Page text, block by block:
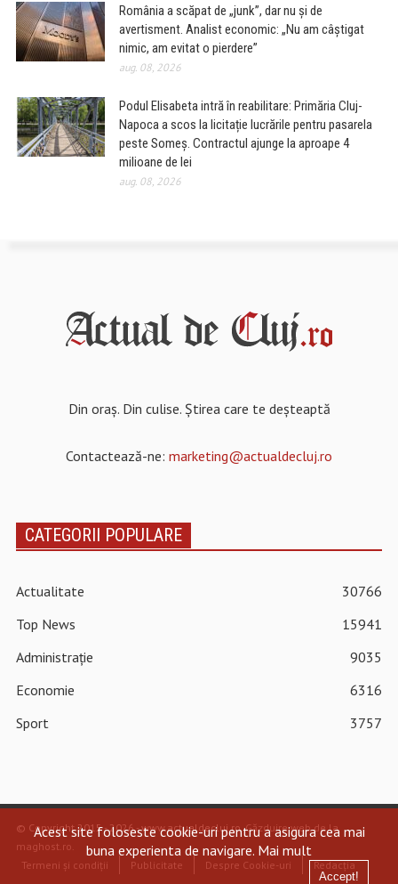
România a scăpat de „junk”, dar nu și de
avertisment. Analist economic: „Nu am câștigat
nimic, am evitat o pierdere”
aug. 08, 2026
Podul Elisabeta intră în reabilitare: Primăria Cluj-
Napoca a scos la licitație lucrările pentru pasarela
peste Someș. Contractul ajunge la aproape 4
milioane de lei
aug. 08, 2026
Din oraș. Din culise. Știrea care te deșteaptă
Contactează-ne: marketing@actualdecluj.ro
CATEGORII POPULARE
Actualitate
30766
Top News
15941
Administrație
9035
Economie
6316
Sport
3757
© Copyright 2015 - 2026 - www.actualdecluj.ro.Găzduire web de la
maghost.ro
Termeni și condiții
Publicitate Despre Cookie-uri Redacția
Acest site foloseste cookie-uri pentru a asigura cea mai
buna experienta de navigare. Mai mult
Accept!